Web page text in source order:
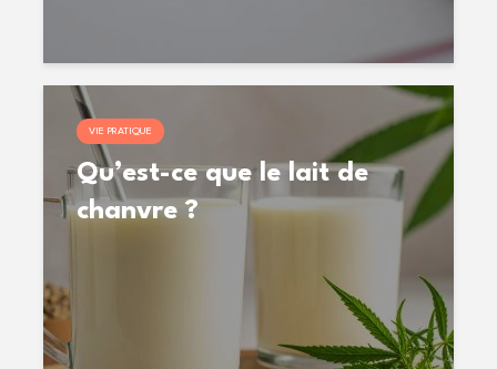
VIE PRATIQUE
Qu’est-ce que le lait de
chanvre ?